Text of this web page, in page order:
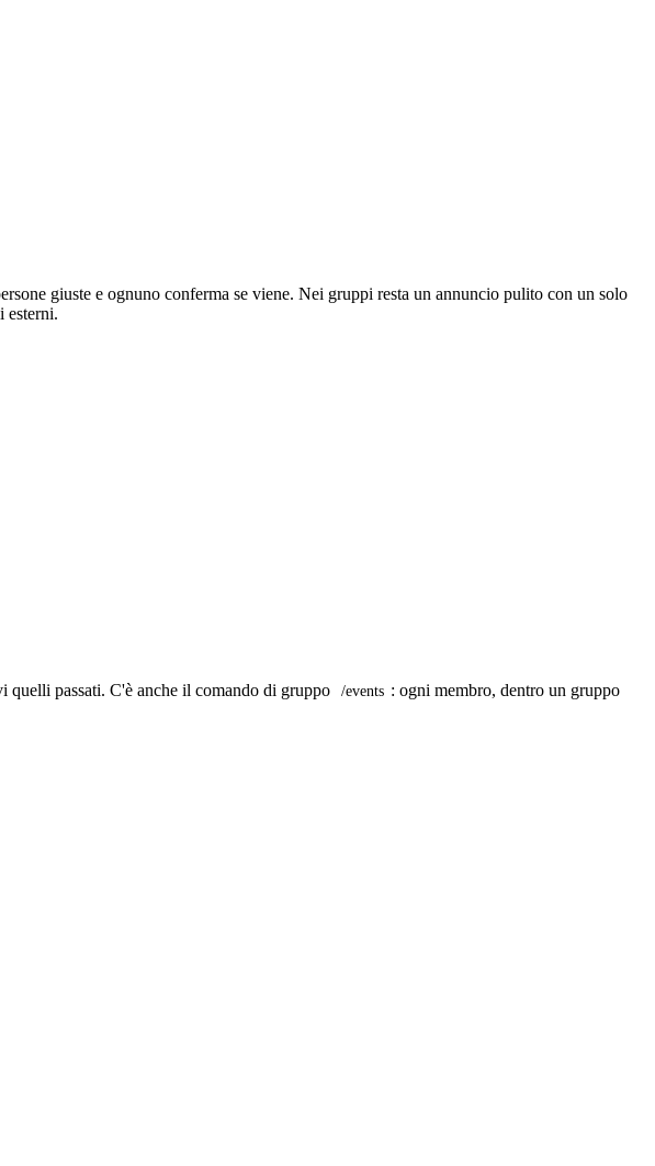
giuste e ognuno conferma se viene. Nei gruppi resta un annuncio pulito con un solo
esterni.
passati. C'è anche il comando di gruppo /events : ogni membro, dentro un gruppo